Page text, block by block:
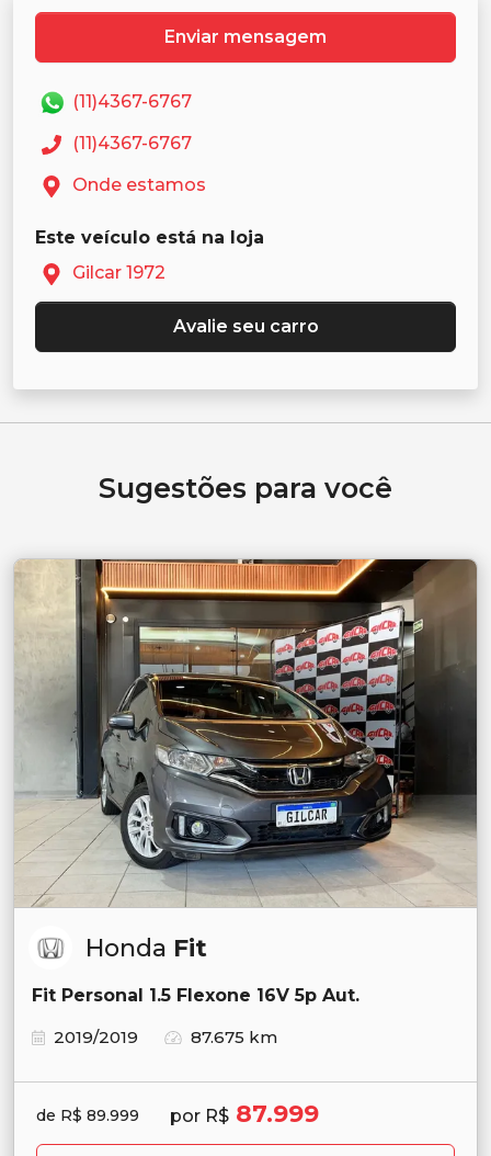
Enviar mensagem
(11)4367-6767
(11)4367-6767
Onde estamos
Este veículo está na loja
Gilcar 1972
Avalie seu carro
Sugestões para você
Honda Fit
Fit Personal 1.5 Flexone 16V 5p Aut.
2019/2019
87.675 km
de R$ 89.999 por R$ 87.999